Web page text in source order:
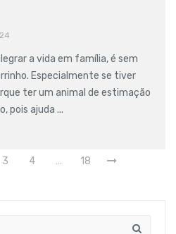
a vida em família, é sem
Especialmente se tiver
ter um animal de estimação
pois ajuda ...
3 4 … 18